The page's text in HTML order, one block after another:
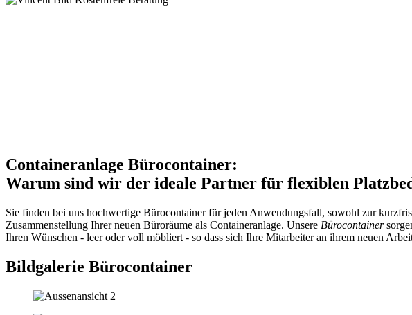
Containeranlage Bürocontainer:
Warum sind wir der ideale Partner für flexiblen
Sie finden bei uns hochwertige Bürocontainer für jeden Anwendungsfall, sowohl zur
Zusammenstellung Ihrer neuen Büroräume als Containeranlage. Unsere Bürocontainer
Ihren Wünschen - leer oder voll möbliert - so dass sich Ihre Mitarbeiter an ihrem neuen
Bildgalerie Bürocontainer